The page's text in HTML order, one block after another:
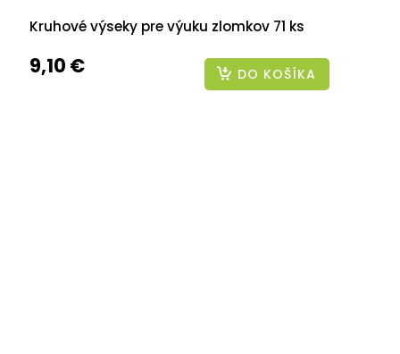
Kruhové výseky pre výuku zlomkov 71 ks
9,10 € DO KOŠÍKA